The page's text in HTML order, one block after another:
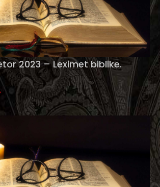
2023 – Leximet biblike.